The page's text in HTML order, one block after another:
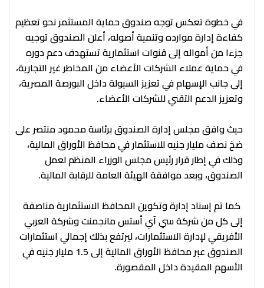
في خطوة تعكس توجه صندوق حماية المستثمر نحو تعظيم
كفاءة إدارة موارده وتنمية أصوله، أعلن الصندوق توجيه
جزءا من أمواله إلى قنوات استثمارية تستهدف دعم دوره
في حماية عملاء الشركات الأعضاء من المخاطر غير التجارية،
إلى جانب الإسهام في تعزيز السيولة داخل البورصة المصرية،
وتعزيز الدعم التقني للشركات الأعضاء.
حيث وافق مجلس إدارة الصندوق برئاسة محمود منتصر على
ضخ نصف مليار جنيه للاستثمار في محافظ الأوراق المالية،
وذلك في إطار قرار رئيس مجلس الوزراء المنظم لعمل
الصندوق، وبعد موافقة الهيئة العامة للرقابة المالية.
كما تم إسناد إدارة وتكوين المحافظ الاستثمارية مناصفة
إلى كل من شركة سي آي أستس مانجمنت وشركة العربي
الأفريقي لإدارة الاستثمارات، ليرتفع بذلك إجمالي استثمارات
الصندوق عبر محافظ الأوراق المالية إلى 1.5 مليار جنيه في
الأسهم المقيدة داخل المقصورة.